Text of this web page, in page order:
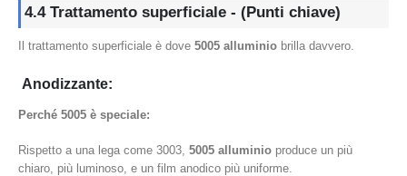
4.4 Trattamento superficiale - (Punti chiave)
Il trattamento superficiale è dove 5005 alluminio brilla davvero.
Anodizzante:
Perché 5005 è speciale:
Rispetto a una lega come 3003, 5005 alluminio produce un più
chiaro, più luminoso, e un film anodico più uniforme.